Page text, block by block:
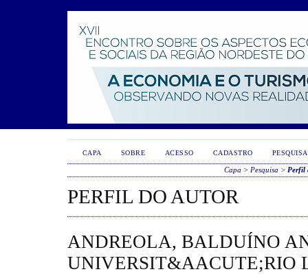
CAPA SOBRE ACESSO CADASTRO PESQUISA
Capa > Pesquisa > Perfil
PERFIL DO AUTOR
ANDREOLA, BALDUÍNO
UNIVERSIT&AACUTE;RIO